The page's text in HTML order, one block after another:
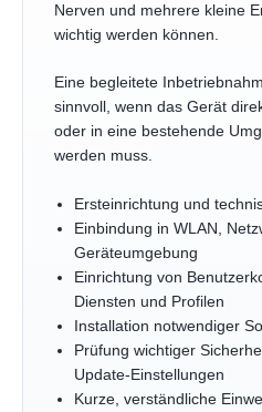
Nerven und mehrere kleine
wichtig werden können.
Eine begleitete
sinnvoll, wenn das Gerät
oder in eine bestehende
werden muss.
Ersteinrichtung und
Einbindung in WLAN,
Geräteumgebung
Einrichtung von
Diensten und Profilen
Installation notwendiger
Prüfung wichtiger
Update-Einstellungen
Kurze, verständliche